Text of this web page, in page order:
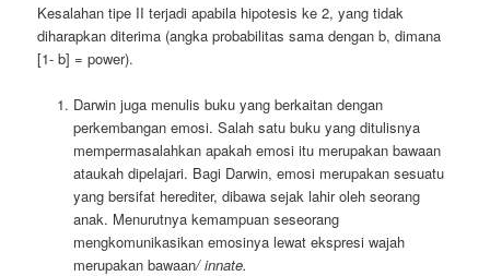
Kesalahan tipe II terjadi apabila hipotesis ke 2, yang tidak
diharapkan diterima (angka probabilitas sama dengan b, dimana
[1- b] = power).
Darwin juga menulis buku yang berkaitan dengan
perkembangan emosi. Salah satu buku yang ditulisnya
mempermasalahkan apakah emosi itu merupakan bawaan
ataukah dipelajari. Bagi Darwin, emosi merupakan sesuatu
yang bersifat herediter, dibawa sejak lahir oleh seorang
anak. Menurutnya kemampuan seseorang
mengkomunikasikan emosinya lewat ekspresi wajah
merupakan bawaan/ innate.